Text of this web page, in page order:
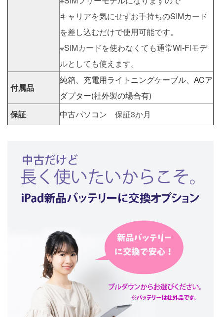
キャリアを気にせずお手持ちのSIMカード
を差し込むだけで使用可能です。
※SIMカードを使わなくても通常Wi-Fiモデ
ルとしても使えます。
付属品
純箱、充電用ライトニングケーブル、ACア
ダプター(社外製の場合有)
保証
中古パソコン 保証3か月